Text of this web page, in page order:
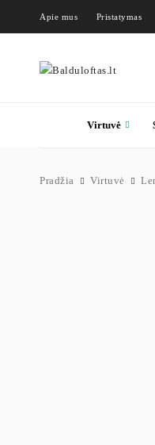
Apie mus Pristatymas
Virtuvė
Pradžia Virtuvė